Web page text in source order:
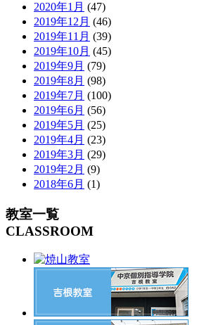
2020年1月 (47)
2019年12月 (46)
2019年11月 (39)
2019年10月 (45)
2019年9月 (79)
2019年8月 (98)
2019年7月 (100)
2019年6月 (56)
2019年5月 (25)
2019年4月 (23)
2019年3月 (29)
2019年2月 (9)
2018年6月 (1)
教室一覧
CLASSROOM